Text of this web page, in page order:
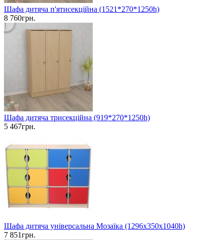
Шафа дитяча п'ятисекційна (1521*270*1250h)
8 760грн.
Шафа дитяча трисекційна (919*270*1250h)
5 467грн.
Шафа дитяча універсальна Мозаїка (1296х350х1040h)
7 851грн.